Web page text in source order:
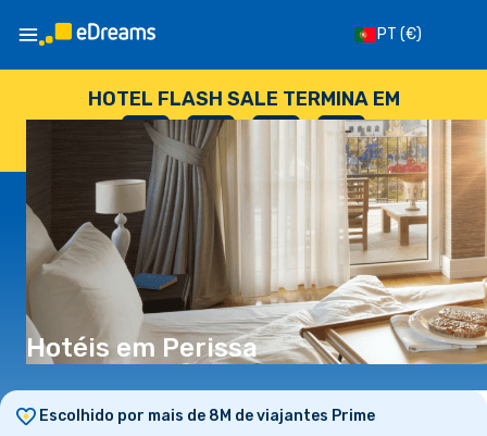
PT (€)
HOTEL FLASH SALE TERMINA EM
--
DIAS
: --
HORAS
: --
SEGUNDOS
Hotéis em Perissa
Escolhido por mais de 8M de viajantes Prime